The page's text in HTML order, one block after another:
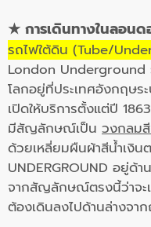
★ การเดินทางในลอนด
รถไฟใต้ดิน (Tube/
London Underground
โลกอยู่ที่ประเทศอังกฤษร
เปิดให้บริการตั้งแต่ปี
มีสัญลักษณ์เป็น วงกลม
ด้วยเหลี่ยมผืนผ้าสีน้ำเงิน
UNDERGROUND อยู่ด้า
จากสัญลักษณ์ตรงนี้ว่าจะ
ต้องเดินลงไปด้านล่างจา